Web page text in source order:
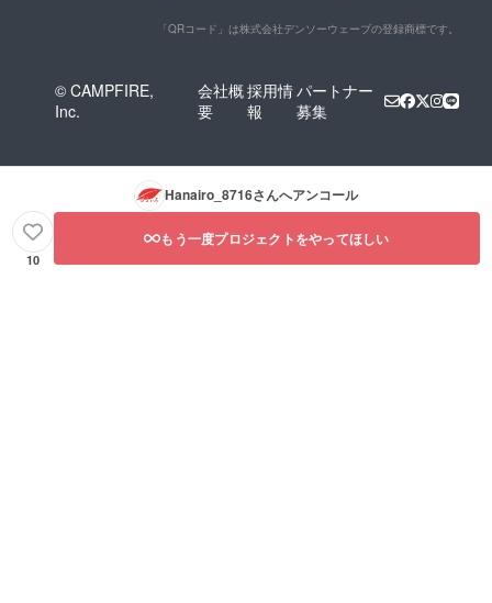
「QRコード」は株式会社デンソーウェーブの登録商標です。
© CAMPFIRE,
Inc.
会社概
要
採用情
報
パートナー
募集
Hanairo_8716さんへアンコール
10
もう一度プロジェクトをやってほしい